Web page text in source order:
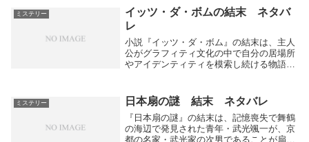
ティビティ）」...
ミステリー
イッツ・ダ・ボムの結末 ネタバ
レ
小説『イッツ・ダ・ボム』の結末は、主人
公がグラフィティ文化の中で自分の居場所
やアイデンティティを模索し続ける物語の
ラッピングカーの場面がクライマックスの
一つとなって...
ミステリー 日本扇の謎 結末 ネタバレ
『日本扇の謎』の結末は、記憶喪失で舞鶴
の海辺で発見された青年・武光颯一が、京
都の名家・武光家の次男であることが扇を